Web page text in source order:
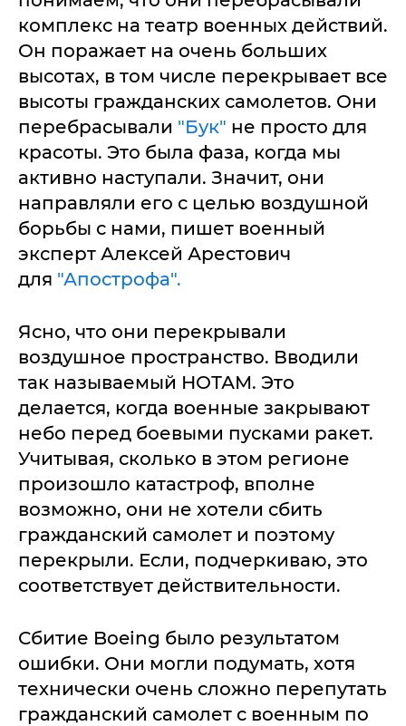
комплекс на театр военных действий.
Он поражает на очень больших
высотах, в том числе перекрывает все
высоты гражданских самолетов. Они
перебрасывали "Бук" не просто для
красоты. Это была фаза, когда мы
активно наступали. Значит, они
направляли его с целью воздушной
борьбы с нами, пишет военный
эксперт Алексей Арестович
для "Апострофа".
Ясно, что они перекрывали
воздушное пространство. Вводили
так называемый НОТАМ. Это
делается, когда военные закрывают
небо перед боевыми пусками ракет.
Учитывая, сколько в этом регионе
произошло катастроф, вполне
возможно, они не хотели сбить
гражданский самолет и поэтому
перекрыли. Если, подчеркиваю, это
соответствует действительности.
Сбитие Boeing было результатом
ошибки. Они могли подумать, хотя
технически очень сложно перепутать
гражданский самолет с военным по